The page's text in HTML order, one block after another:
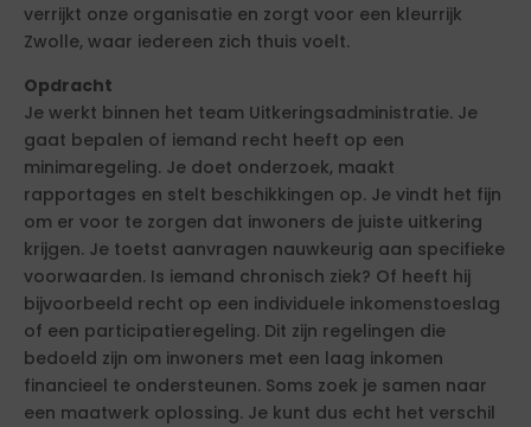
verrijkt onze organisatie en zorgt voor een kleurrijk
Zwolle, waar iedereen zich thuis voelt.
Opdracht
Je werkt binnen het team Uitkeringsadministratie. Je
gaat bepalen of iemand recht heeft op een
minimaregeling. Je doet onderzoek, maakt
rapportages en stelt beschikkingen op. Je vindt het fijn
om er voor te zorgen dat inwoners de juiste uitkering
krijgen. Je toetst aanvragen nauwkeurig aan specifieke
voorwaarden. Is iemand chronisch ziek? Of heeft hij
bijvoorbeeld recht op een individuele inkomenstoeslag
of een participatieregeling. Dit zijn regelingen die
bedoeld zijn om inwoners met een laag inkomen
financieel te ondersteunen. Soms zoek je samen naar
een maatwerk oplossing. Je kunt dus echt het verschil